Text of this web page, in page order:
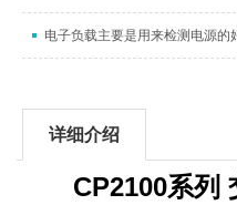
电子负载主要是用来检测电源的
详细介绍
CP2100系列